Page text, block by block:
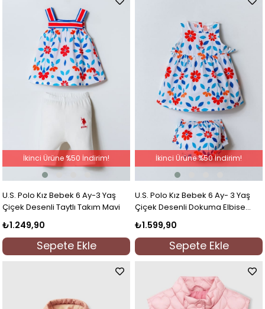
U.S. Polo Kız Bebek 6 Ay-3 Yaş
Çiçek Desenli Taytlı Takım Mavi
₺1.249,90
Sepete Ekle
İkinci Ürüne %50 İndirim!
U.S. Polo Kız Bebek 6 Ay- 3 Yaş
Çiçek Desenli Dokuma Elbise
Beyaz
₺1.599,90
Sepete Ekle
İkinci Ürüne %50 İndirim!